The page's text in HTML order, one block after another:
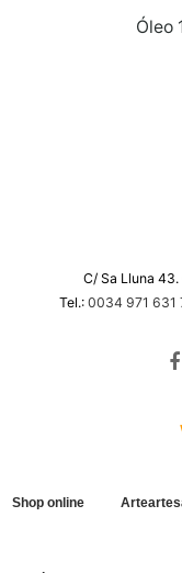
Óleo
C/ Sa Lluna
Tel.: 0034 971 631
Shop online